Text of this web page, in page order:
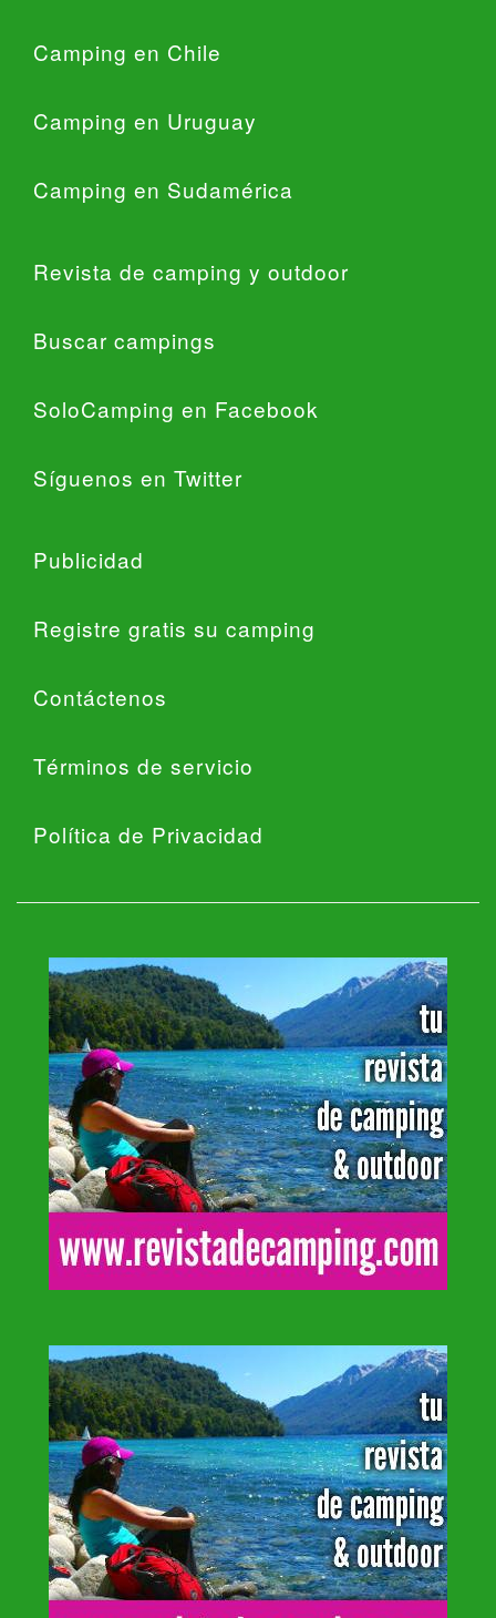
Camping en Chile
Camping en Uruguay
Camping en Sudamérica
Revista de camping y outdoor
Buscar campings
SoloCamping en Facebook
Síguenos en Twitter
Publicidad
Registre gratis su camping
Contáctenos
Términos de servicio
Política de Privacidad